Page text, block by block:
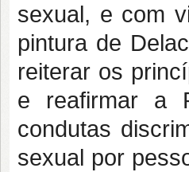
sexual, e com
pintura de
reiterar os
e reafirmar a
condutas
sexual por